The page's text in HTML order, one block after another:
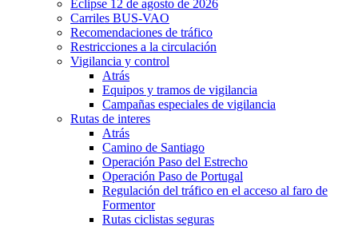
Eclipse 12 de agosto de 2026
Carriles BUS-VAO
Recomendaciones de tráfico
Restricciones a la circulación
Vigilancia y control
Atrás
Equipos y tramos de vigilancia
Campañas especiales de vigilancia
Rutas de interes
Atrás
Camino de Santiago
Operación Paso del Estrecho
Operación Paso de Portugal
Regulación del tráfico en el acceso al faro de
Formentor
Rutas ciclistas seguras